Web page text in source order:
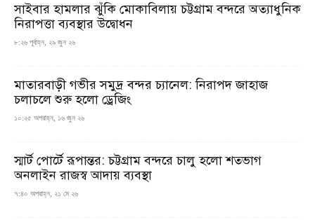
সাইবার হামলার ঝুঁকি মোকাবিলায় চট্টগ্রাম বন্দরে অত্যাধুনিক
নিরাপত্তা ব্যবস্থার উদ্বোধন
৮:২৬ পূর্বাহ্ন, ২৯ জুন ২৬
মাতারবাড়ী গভীর সমুদ্র বন্দর চ্যানেল: নিরাপদ জাহাজ
চলাচলে শুরু হলো ড্রেজিং
১০:২৫ অপরাহ্ন, ১৬ জুন ২৬
স্মার্ট পোর্টে রূপান্তর: চট্টগ্রাম বন্দরে চালু হলো শতভাগ
অনলাইন রাজস্ব আদায় ব্যবস্থা
৭:৪০ অপরাহ্ন, ২১ মে ২৬